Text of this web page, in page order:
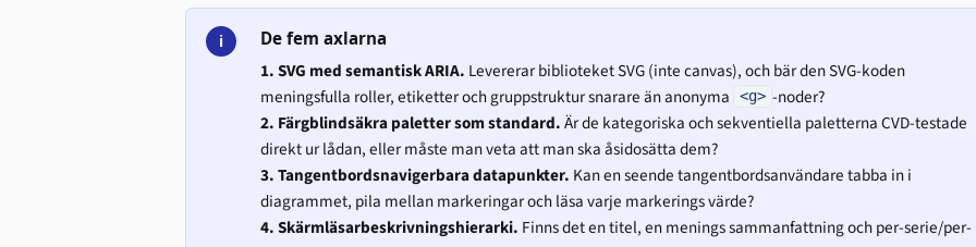
i De fem axlarna
1. SVG med semantisk ARIA. Levererar biblioteket SVG (inte canvas), och bär den SVG-koden
meningsfulla roller, etiketter och gruppstruktur snarare än anonyma
<g> -noder?
2. Färgblindsäkra paletter som standard.Är de kategoriska och sekventiella paletterna CVD-testade
direkt ur lådan, eller måste man veta att man ska åsidosätta dem?
3. Tangentbordsnavigerbara datapunkter. Kan en seende tangentbordsanvändare tabba in i
diagrammet, pila mellan markeringar och läsa varje markerings värde?
4. Skärmläsarbeskrivningshierarki. Finns det en titel, en menings sammanfattning och per-serie/per-